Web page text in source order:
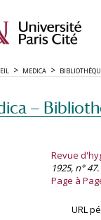
MEDICA
—
Revue
1925, n°
Page à
URL